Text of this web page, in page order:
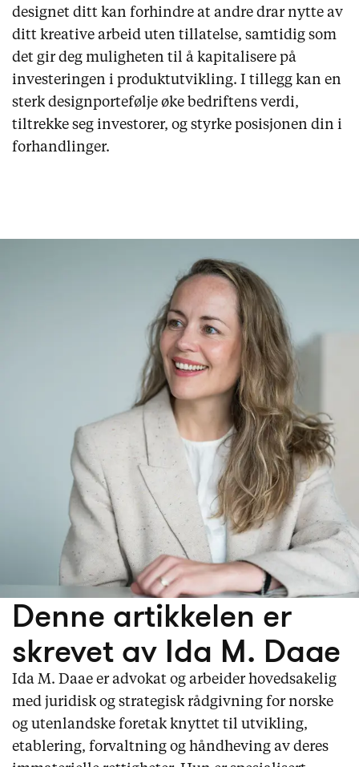
designet ditt kan forhindre at andre drar nytte av
ditt kreative arbeid uten tillatelse, samtidig som
det gir deg muligheten til å kapitalisere på
investeringen i produktutvikling. I tillegg kan en
sterk designportefølje øke bedriftens verdi,
tiltrekke seg investorer, og styrke posisjonen din i
forhandlinger.
Denne artikkelen er
skrevet av Ida M. Daae
Ida M. Daae er advokat og arbeider hovedsakelig
med juridisk og strategisk rådgivning for norske
og utenlandske foretak knyttet til utvikling,
etablering, forvaltning og håndheving av deres